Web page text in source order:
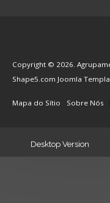
Copyright © 2026.
Shape5.com Joomla
Mapa do Sítio Sobre Nós
Desktop Version